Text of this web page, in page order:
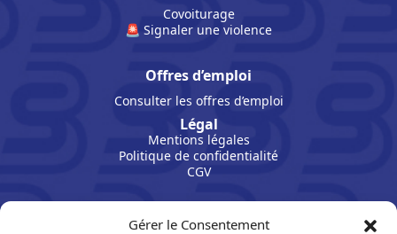
Gérer le Consentement
Covoiturage
🚨 Signaler une violence
Offres d’emploi
Consulter les offres d’emploi
Légal
Mentions légales
Politique de confidentialité
CGV